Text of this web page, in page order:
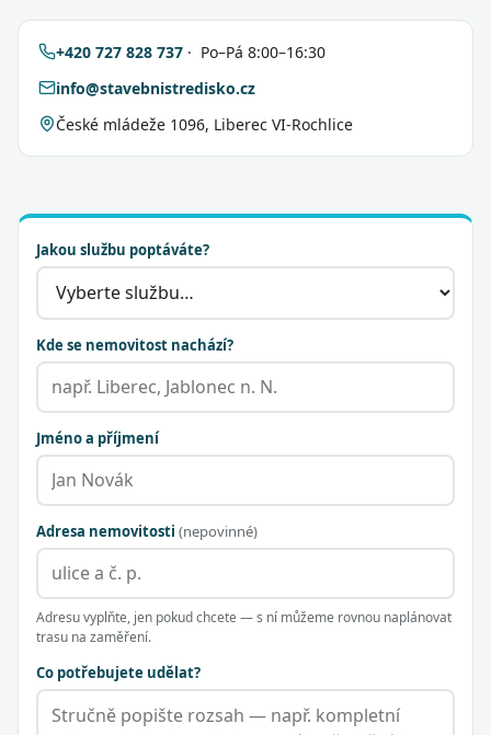
+420 727 828 737 · Po–Pá 8:00–16:30
info@stavebnistredisko.cz
České mládeže 1096, Liberec VI-Rochlice
Jakou službu poptáváte?
Kde se nemovitost nachází?
Jméno a příjmení
Adresa nemovitosti (nepovinné)
Adresu vyplňte, jen pokud chcete — s ní můžeme rovnou naplánovat
trasu na zaměření.
Co potřebujete udělat?